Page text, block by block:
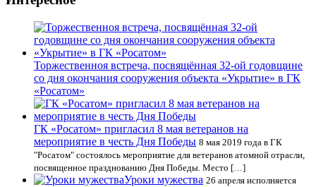
Торжественноя встреча, посвящённая 32-ой годовщине
со дня окончания сооружения объекта «Укрытие» в ГК
«Росатом»
ГК «Росатом» пригласил 8 мая ветеранов на
мероприятие в честь Дня Победы 8 мая 2019 года в ГК
"Росатом" состоялось мероприятие для ветеранов атомной отрасли,
посвященное празднованию Дня Победы. Место […]
Уроки мужества 26 апреля исполняется